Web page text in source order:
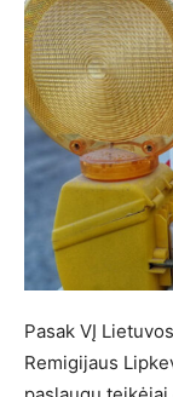
Pasak VĮ
Remigijaus